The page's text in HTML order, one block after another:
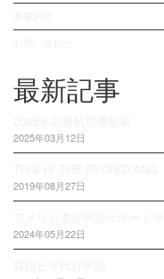
最新記事
2025年03月12日
2019年08月27日
2024年05月22日